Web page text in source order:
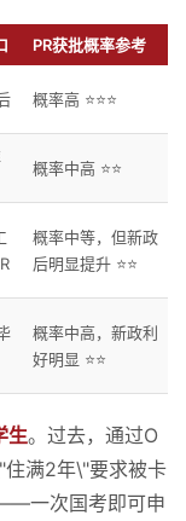
PR获批概率参考
概率高 ⭐⭐⭐
概率中高 ⭐⭐
概率中等，但新政
后明显提升 ⭐⭐
概率中高，新政利
好明显 ⭐⭐
生。过去，通过O
满2年\"要求被卡
一次国考即可申